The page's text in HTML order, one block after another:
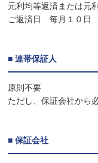
元利均等返済または元
ご返済日 毎月１０日
■ 連帯保証人
原則不要
ただし、保証会社から
■ 保証会社